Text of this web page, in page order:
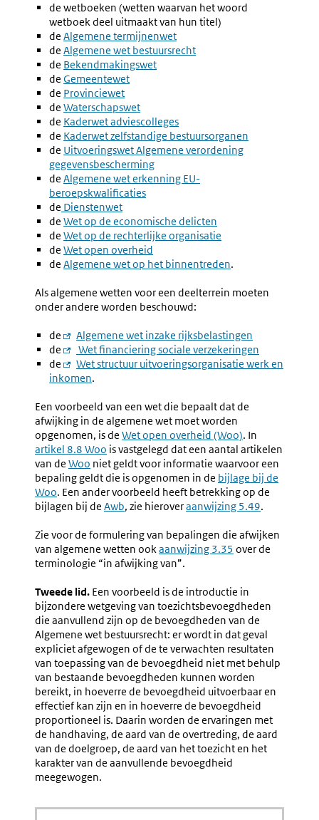
de wetboeken (wetten waarvan het woord
wetboek deel uitmaakt van hun titel)
de Externe
link:
Algemene termijnenwet
de Externe
link:
Algemene wet bestuursrecht
de Externe
link:
Bekendmakingswet
de Externe
link:
Gemeentewet
de Externe
link:
Provinciewet
de Externe
link:
Waterschapswet
de Externe
link:
Kaderwet adviescolleges
de Externe
link:
Kaderwet zelfstandige bestuursorganen
de Externe
link:
Uitvoeringswet Algemene verordening
gegevensbescherming
de Externe
link:
Algemene wet erkenning EU-
beroepskwalificaties
de Externe
link:
Dienstenwet
de Externe
link:
Wet op de economische delicten
de Externe
link:
Wet op de rechterlijke organisatie
de Externe
link:
Wet open overheid
de Externe
Algemene wet op het binnentreden.
Als algemene wetten voor een deelterrein moeten
onder andere worden beschouwd:
de
Externe
link:
Algemene wet inzake rijksbelastingen
de
Externe
link:
Wet financiering sociale verzekeringen
de
Externe
link:
Wet structuur uitvoeringsorganisatie werk en
inkomen.
Een voorbeeld van een wet die bepaalt dat de
afwijking in de algemene wet moet worden
opgenomen, is de Externe
link:
Wet open overheid (Woo). In
link:
artikel 8.8 Woo is vastgelegd dat een aantal artikelen
van de Externe
link:
Woo niet geldt voor informatie waarvoor een
bepaling geldt die is opgenomen in de Externe
link:
bijlage bij de
Woo. Een ander voorbeeld heeft betrekking op de
bijlagen bij de Externe
Awb, zie hieroveraanwijzing 5.49.
Zie voor de formulering van bepalingen die afwijken
van algemene wetten ookaanwijzing 3.35 over de
terminologie “in afwijking van”.
Tweede lid. Een voorbeeld is de introductie in
bijzondere wetgeving van toezichtsbevoegdheden
die aanvullend zijn op de bevoegdheden van de
Algemene wet bestuursrecht: er wordt in dat geval
expliciet afgewogen of de te verwachten resultaten
van toepassing van de bevoegdheid niet met behulp
van bestaande bevoegdheden kunnen worden
bereikt, in hoeverre de bevoegdheid uitvoerbaar en
effectief kan zijn en in hoeverre de bevoegdheid
proportioneel is. Daarin worden de ervaringen met
de handhaving, de aard van de overtreding, de aard
van de doelgroep, de aard van het toezicht en het
karakter van de aanvullende bevoegdheid
meegewogen.